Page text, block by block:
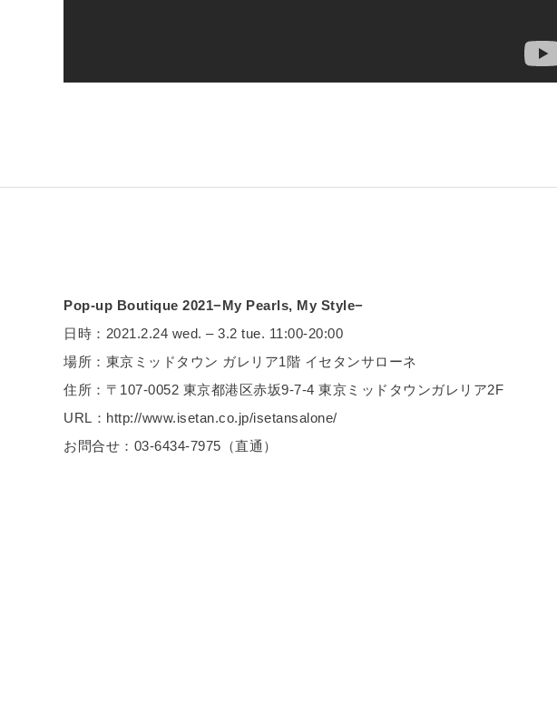
Pop-up Boutique 2021−My Pearls, My Style−
日時：2021.2.24 wed. – 3.2 tue. 11:00-20:00
場所：東京ミッドタウン ガレリア1階 イセタンサローネ
住所：〒107-0052 東京都港区赤坂9-7-4 東京ミッドタウンガレリア2F
URL：http://www.isetan.co.jp/isetansalone/
お問合せ：03-6434-7975（直通）